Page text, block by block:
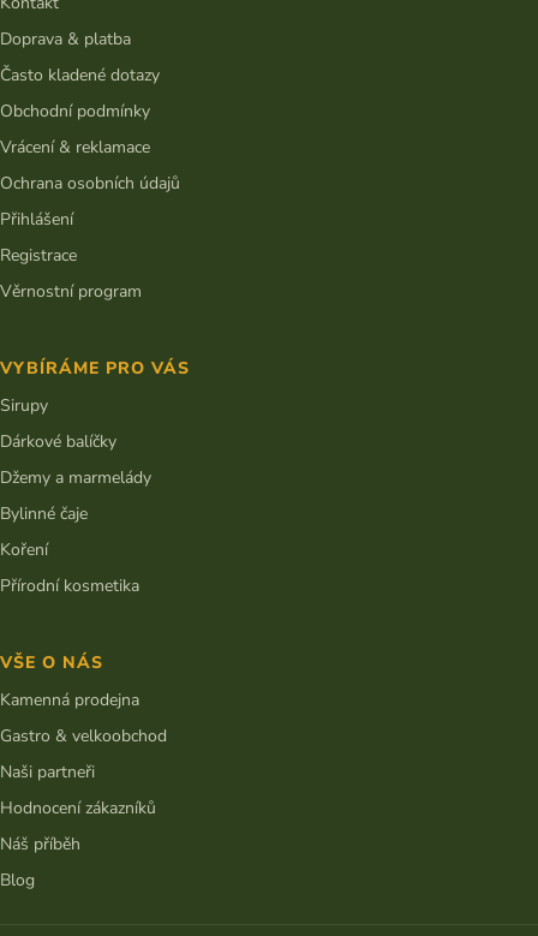
íDoprava & platba
Často kladené dotazy
Obchodní podmínky
Vrácení & reklamace
Ochrana osobních údajů
Přihlášení
Registrace
Věrnostní program
VYBÍRÁME PRO VÁS
Sirupy
Dárkové balíčky
Džemy a marmelády
Bylinné čaje
Koření
Přírodní kosmetika
VŠE O NÁS
Kamenná prodejna
Gastro & velkoobchod
Naši partneři
Hodnocení zákazníků
Náš příběh
Blog